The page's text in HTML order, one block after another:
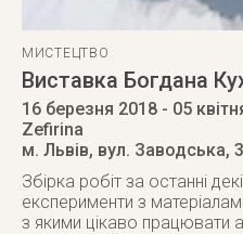
МИСТЕЦТВО
Виставка Богдана
16 березня 2018 - 05
Zefirina
м. Львів, вул. Заводська,
Збірка робіт за останні
експерименти з
з якими цікаво працювати